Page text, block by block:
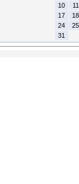
10
11
17
18
24
25
31